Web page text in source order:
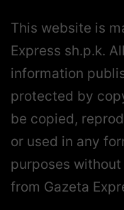
This website is
Express sh.p.k.
information
protected by
be copied,
or used in any
purposes
from Gazeta